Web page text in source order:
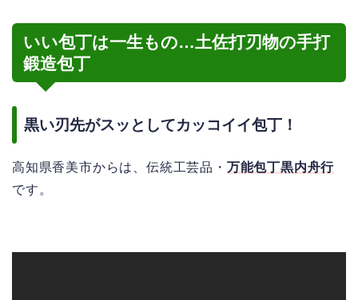
いい包丁は一生もの…土佐打刃物の手打
鍛造包丁
黒い刃先がスッとしてカッコイイ包丁！
高知県香美市からは、伝統工芸品・ 万能包丁黒内舟行
です。